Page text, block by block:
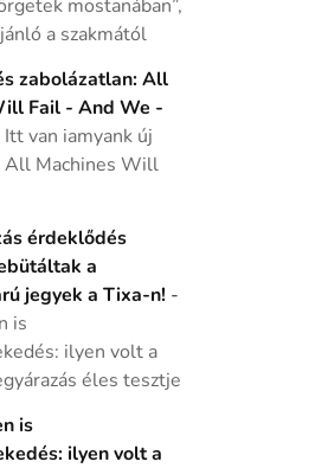
mostanában”,
a szakmától
zabolázatlan: All
Fail - And We -
Itt van iamyank új
All Machines Will
érdeklődés
a
jegyek a Tixa-n! -
is
ilyen volt a
éles tesztje
is
ilyen volt a